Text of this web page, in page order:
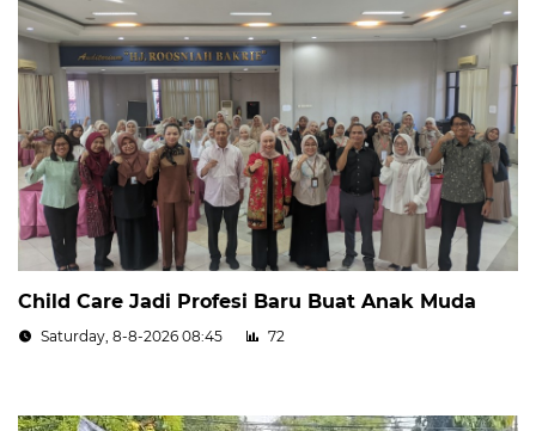
Child Care Jadi Profesi Baru Buat Anak Muda
Saturday, 8-8-2026 08:45 72